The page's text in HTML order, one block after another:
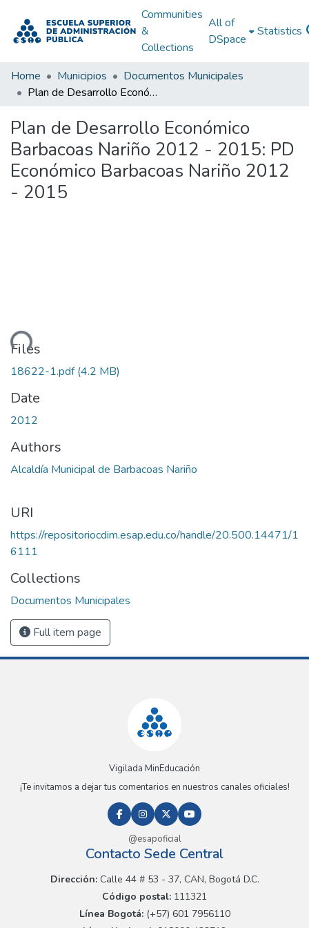
Communities
&
Collections
All of
DSpace
Statistics
Home Municipios
Documentos Municipales
Plan de Desarrollo Económico Barbacoas Nariño 2012 - 2015: PD Económico Barbacoas Nariño 2012 - 2015
Plan de Desarrollo Económico
Barbacoas Nariño 2012 - 2015: PD
Económico Barbacoas Nariño 2012
- 2015
Files
18622-1.pdf(4.2 MB)
Date
2012
Authors
Alcaldía Municipal de Barbacoas Nariño
URI
https://repositoriocdim.esap.edu.co/handle/20.500.14471/1
6111
Collections
Documentos Municipales
Full item page
Vigilada MinEducación
¡Te invitamos a dejar tus comentarios en nuestros canales oficiales!
@esapoficial
Contacto Sede Central
Dirección:Calle 44 # 53 - 37, CAN, Bogotá D.C.
Código postal: 111321
Línea Bogotá:(+57) 601 7956110